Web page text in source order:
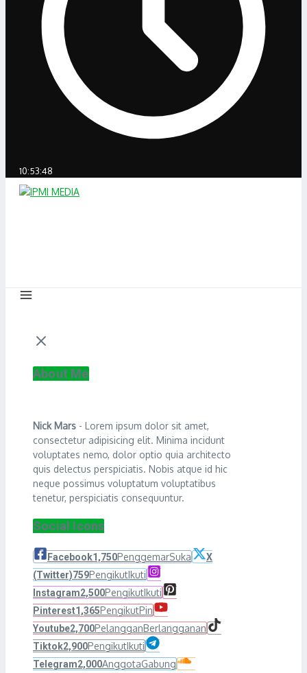
10:53:48
About Me
Nick Mars - Lorem ipsum dolor sit amet,
consectetur adipisicing elit. Minima incidunt
voluptates nemo, dolor optio quia architecto
quis delectus perspiciatis. Nobis atque id hic
neque possimus voluptatum voluptatibus
tenetur, perspiciatis consequuntur.
Social Icons
Facebook1,750PenggemarSuka
X
(Twitter)759PengikutIkuti
Instagram2,500PengikutIkuti
Pinterest1,365PengikutPin
Youtube2,700PelangganBerlangganan
Tiktok2,900PengikutIkuti
Telegram2,000AnggotaGabung